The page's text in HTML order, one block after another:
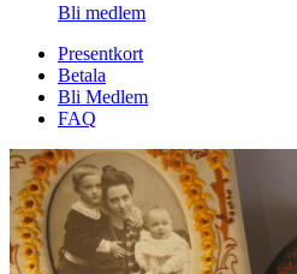
Bli medlem
Presentkort
Betala
Bli Medlem
FAQ